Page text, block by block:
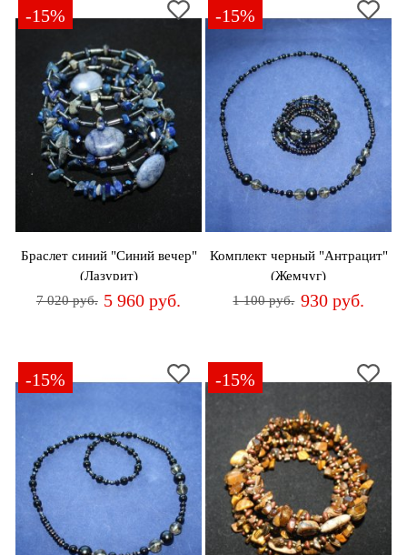
-15%
Браслет синий "Синий вечер"
(Лазурит)
7 020 руб. 5 960 руб.
-15%
Комплект черный "Антрацит"
(Жемчуг)
1 100 руб. 930 руб.
-15% -15%